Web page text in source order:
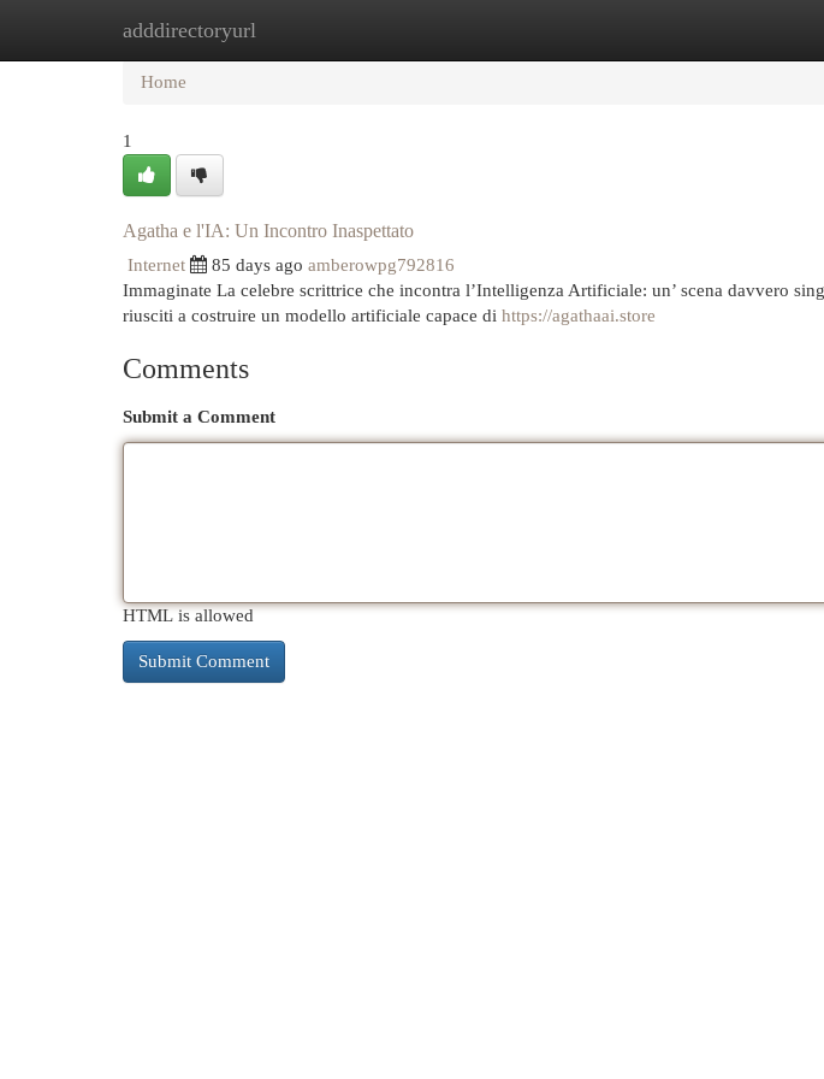
adddirectoryurl
Home New Site Listings
Home
1
Agatha e l'IA: Un Incontro Inaspettato
Internet 85 days ago amberowpg792816
Immaginate La celebre scrittrice che incontra l’Intelligenza Artificiale: un’ scena davvero
riusciti a costruire un modello artificiale capace di https://agathaai.store
Comments
Submit a Comment
HTML is allowed